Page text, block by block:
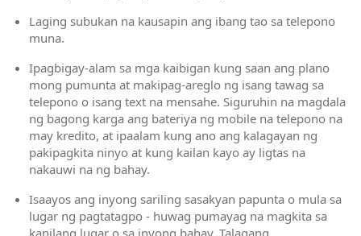
Laging subukan na kausapin ang ibang tao sa telepono
muna.
Ipagbigay-alam sa mga kaibigan kung saan ang plano
mong pumunta at makipag-areglo ng isang tawag sa
telepono o isang text na mensahe. Siguruhin na magdala
ng bagong karga ang bateriya ng mobile na telepono na
may kredito, at ipaalam kung ano ang kalagayan ng
pakipagkita ninyo at kung kailan kayo ay ligtas na
nakauwi na ng bahay.
Isaayos ang inyong sariling sasakyan papunta o mula sa
lugar ng pagtatagpo - huwag pumayag na magkita sa
kanilang lugar o sa inyong bahay. Talagang